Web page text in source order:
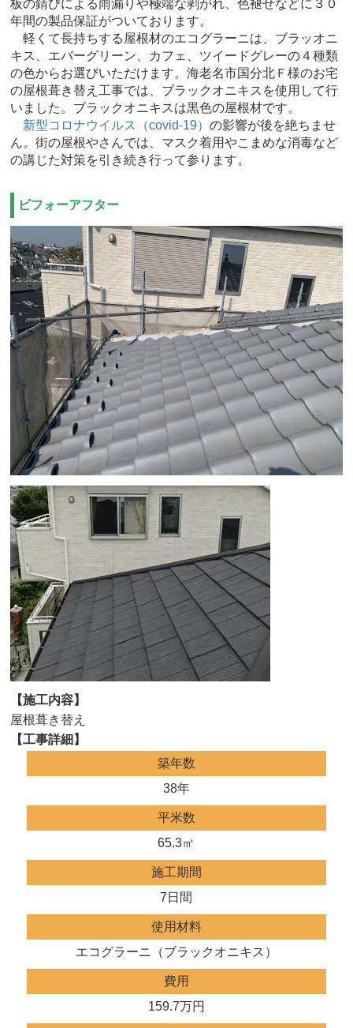
板の錆びによる雨漏りや極端な剥がれ、色褪せなどに３０
年間の製品保証がついております。
軽くて長持ちする屋根材のエコグラーニは、ブラッオニ
キス、エバーグリーン、カフェ、ツイードグレーの４種類
の色からお選びいただけます。海老名市国分北Ｆ様のお宅
の屋根葺き替え工事では、ブラックオニキスを使用して行
いました。ブラックオニキスは黒色の屋根材です。
新型コロナウイルス（covid-19）の影響が後を絶ちませ
ん。街の屋根やさんでは、マスク着用やこまめな消毒など
の講じた対策を引き続き行って参ります。
ビフォーアフター
【施工内容】
屋根葺き替え
【工事詳細】
築年数
38年
平米数
65.3㎡
施工期間
7日間
使用材料
エコグラーニ（ブラックオニキス）
費用
159.7万円